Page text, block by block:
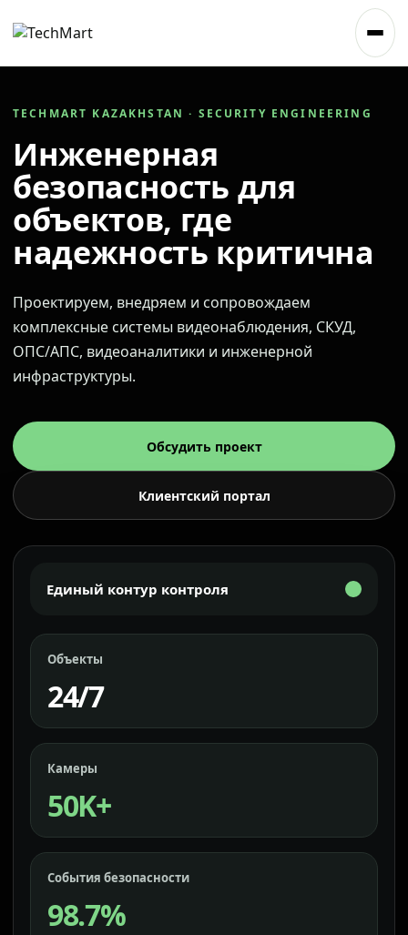
TECHMART KAZAKHSTAN · SECURITY ENGINEERING
Инженерная
безопасность для
объектов, где
надежность критична
Проектируем, внедряем и сопровождаем
комплексные системы видеонаблюдения, СКУД,
ОПС/АПС, видеоаналитики и инженерной
инфраструктуры.
Обсудить проект
Клиентский портал
Единый контур контроля
Объекты
24/7
Камеры
50K+
События безопасности
98.7%